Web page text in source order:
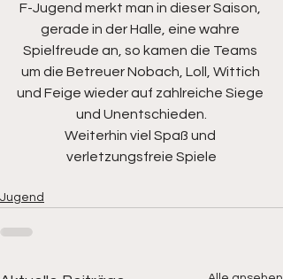
F-Jugend merkt man in dieser Saison,
gerade in der Halle, eine wahre
Spielfreude an, so kamen die Teams
um die Betreuer Nobach, Loll, Wittich
und Feige wieder auf zahlreiche Siege
und Unentschieden.
Weiterhin viel Spaß und
verletzungsfreie Spiele
Jugend